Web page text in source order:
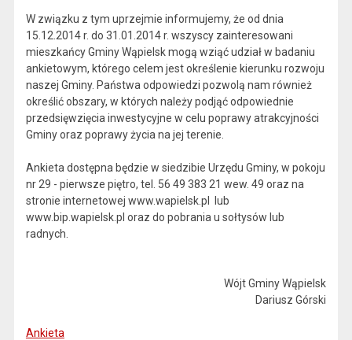
W związku z tym uprzejmie informujemy, że od dnia
15.12.2014 r. do 31.01.2014 r. wszyscy zainteresowani
mieszkańcy Gminy Wąpielsk mogą wziąć udział w badaniu
ankietowym, którego celem jest określenie kierunku rozwoju
naszej Gminy. Państwa odpowiedzi pozwolą nam również
określić obszary, w których należy podjąć odpowiednie
przedsięwzięcia inwestycyjne w celu poprawy atrakcyjności
Gminy oraz poprawy życia na jej terenie.
Ankieta dostępna będzie w siedzibie Urzędu Gminy, w pokoju
nr 29 - pierwsze piętro, tel. 56 49 383 21 wew. 49 oraz na
stronie internetowej www.wapielsk.pl lub
www.bip.wapielsk.pl oraz do pobrania u sołtysów lub
radnych.
Wójt Gminy Wąpielsk
Dariusz Górski
Ankieta